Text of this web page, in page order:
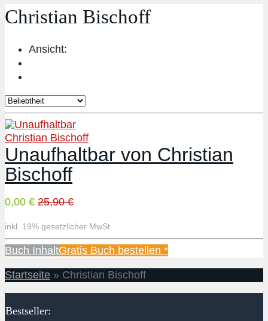
Christian Bischoff
Ansicht:
Christian Bischoff
Unaufhaltbar von Christian
Bischoff
0,00 € 25,90 €
inkl. 19% gesetzlicher MwSt.
Buch InhaltGratis Buch bestellen *
Startseite » Christian Bischoff
Bestseller: